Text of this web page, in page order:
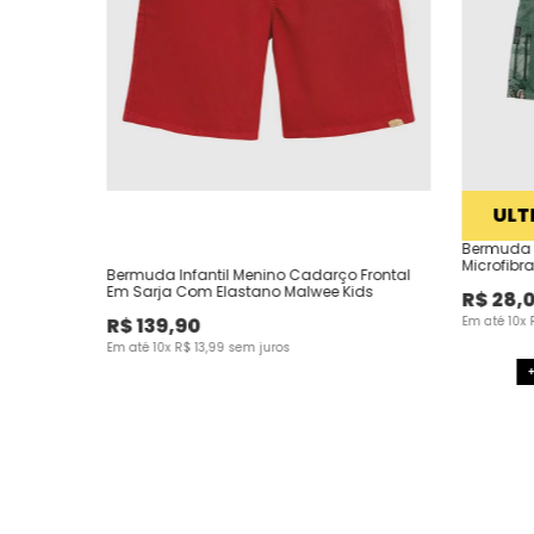
Bermuda Infantil Menino Cadarço Frontal
Em Sarja Com Elastano Malwee Kids
R$139,90
Em até10x R$ 13,99 sem juros
Bermuda
R$28,
Em até10x